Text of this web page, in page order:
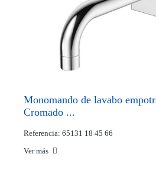
Monomando de lavabo
Cromado ...
Referencia: 65131 18 45 66
Ver más